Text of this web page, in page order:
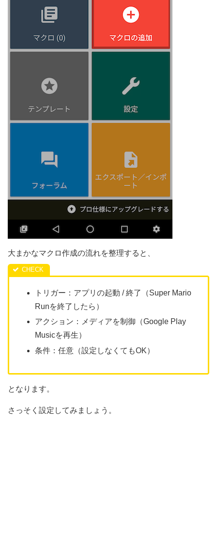
大まかなマクロ作成の流れを整理すると、
トリガー：アプリの起動 / 終了（Super Mario
Runを終了したら）
アクション：メディアを制御（Google Play
Musicを再生）
条件：任意（設定しなくてもOK）
となります。
さっそく設定してみましょう。